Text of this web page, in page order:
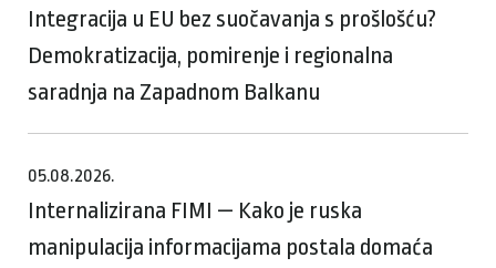
Integracija u EU bez suočavanja s prošlošću?
Demokratizacija, pomirenje i regionalna
saradnja na Zapadnom Balkanu
05.08.2026.
Internalizirana FIMI — Kako je ruska
manipulacija informacijama postala domaća